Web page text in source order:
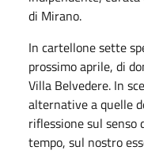
di Mirano.
In cartellone sette
prossimo aprile, di
Villa Belvedere. In
alternative a quelle
riflessione sul senso
tempo, sul nostro